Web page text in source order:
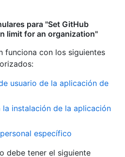
para "Set GitHub
limit for an organization"
funciona con los siguientes
:
usuario de la aplicación de
la instalación de la aplicación
específico
debe tener el siguiente